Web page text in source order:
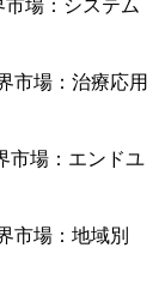
場：システム
市場：治療応用
市場：エンドユ
市場：地域別